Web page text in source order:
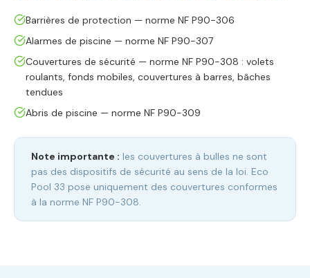
Barrières de protection — norme NF P90-306
Alarmes de piscine — norme NF P90-307
Couvertures de sécurité — norme NF P90-308 : volets
roulants, fonds mobiles, couvertures à barres, bâches
tendues
Abris de piscine — norme NF P90-309
Note importante : les couvertures à bulles ne sont
pas des dispositifs de sécurité au sens de la loi. Eco
Pool 33 pose uniquement des couvertures conformes
à la norme NF P90-308.